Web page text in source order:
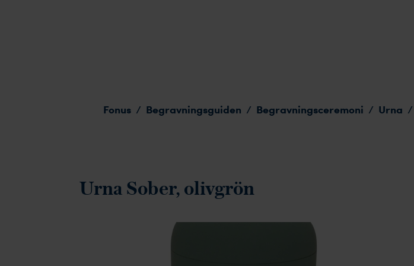
Fonus / Begravningsguiden / Begravningsceremoni / Urna /
Urna Sober, olivgrön